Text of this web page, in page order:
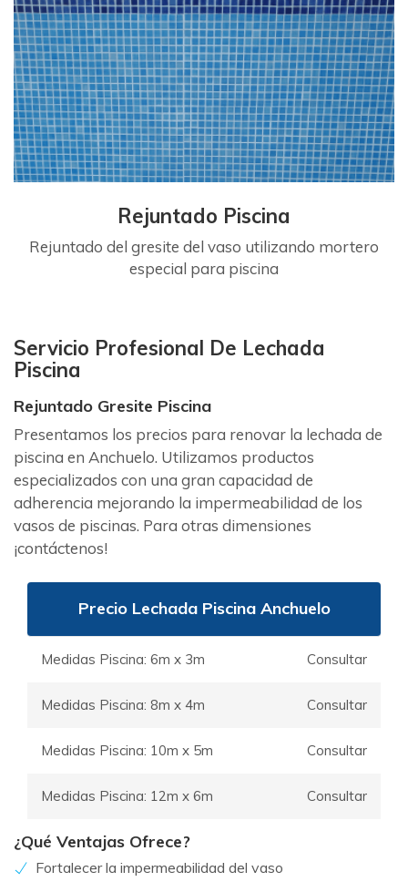
Rejuntado Piscina
Rejuntado del gresite del vaso utilizando mortero
especial para piscina
Servicio Profesional De Lechada
Piscina
Rejuntado Gresite Piscina
Presentamos los precios para renovar la lechada de
piscina en Anchuelo. Utilizamos productos
especializados con una gran capacidad de
adherencia mejorando la impermeabilidad de los
vasos de piscinas. Para otras dimensiones
¡contáctenos!
Precio Lechada Piscina Anchuelo
Medidas Piscina: 6m x 3m Consultar
Medidas Piscina: 8m x 4m Consultar
Medidas Piscina: 10m x 5m Consultar
Medidas Piscina: 12m x 6m Consultar
¿Qué Ventajas Ofrece?
Fortalecer la impermeabilidad del vaso